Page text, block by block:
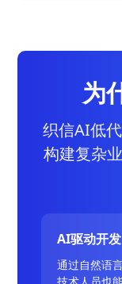
为
织信AI低
构建复杂
AI驱动开发
通过自然语